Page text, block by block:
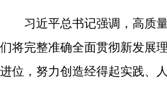
习近平总书记强调，高质量
们将完整准确全面贯彻新发展
进位，努力创造经得起实践、